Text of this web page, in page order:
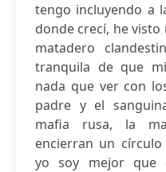
tengo incluyendo a
donde crecí, he
matadero
tranquila de que
nada que ver con
padre y el
mafia rusa, la
encierran un
yo soy mejor que